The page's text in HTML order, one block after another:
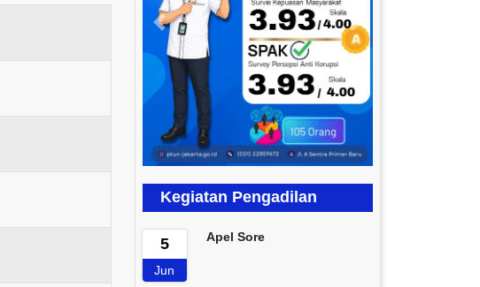
Previous Next
Kegiatan Pengadilan
5
Jun
Apel Sore